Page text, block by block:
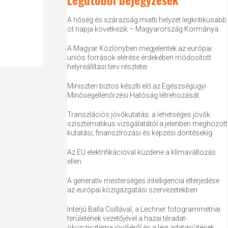
A hőség és szárazság miatti helyzet legkritikusabb
öt napja következik – Magyarország Kormánya
A Magyar Közlönyben megjelentek az európai
uniós források elérése érdekében módosított
helyreállítási terv részletei
Miniszteri biztos készíti elő az Egészségügyi
Minőségellenőrzési Hatóság létrehozását
Transzlációs jövőkutatás: a lehetséges jövők
szisztematikus vizsgálatától a jelenben meghozott
kutatási, finanszírozási és képzési döntésekig
Az EU elektrifikációval küzdene a klímaváltozás
ellen
A generatív mesterséges intelligencia elterjedése
az európai közigazgatási szervezetekben
Interjú Balla Csillával, a Lechner fotogrammetriai
területének vezetőjével a hazai téradat-